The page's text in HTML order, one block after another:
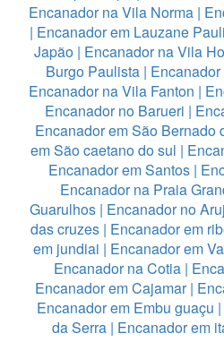
Encanador na Vila Norma |
| Encanador em Lauzane
Japão| Encanador na Vila
Burgo Paulista|
Encanador na Vila Fanton |
Encanador no Barueri |
Encanador em São Bernado
em São caetano do sul |
Encanador em Santos |
Encanador na Praia
Guarulhos| Encanador no
das cruzes | Encanador em
em jundiai | Encanador em
Encanador na Cotia |
Encanador em Cajamar|
Encanador em Embu guaçu |
da Serra | Encanador em